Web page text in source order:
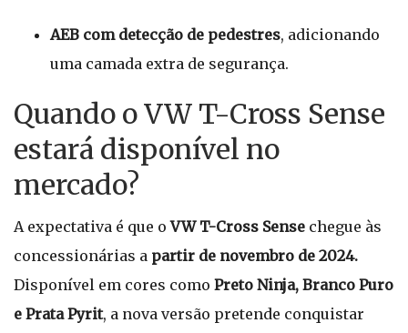
AEB com detecção de pedestres, adicionando
uma camada extra de segurança.
Quando o VW T-Cross Sense
estará disponível no
mercado?
A expectativa é que oVW T-Cross Sense chegue às
concessionárias a partir de novembro de 2024.
Disponível em cores como Preto Ninja, Branco Puro
e Prata Pyrit, a nova versão pretende conquistar